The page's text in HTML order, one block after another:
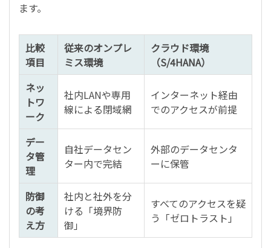
ます。
比較
項目
従来のオンプレ
ミス環境
クラウド環境
（S/4HANA）
ネッ
トワ
ーク
社内LANや専用
線による閉域網
インターネット経由
でのアクセスが前提
デー
タ管
理
自社データセン
ター内で完結
外部のデータセンタ
ーに保管
防御
の考
え方
社内と社外を分
ける「境界防
御」
すべてのアクセスを疑
う「ゼロトラスト」